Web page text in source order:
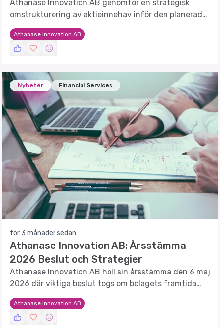
Athanase Innovation AB genomför en strategisk
omstrukturering av aktieinnehav inför den planerade
utdelningen av Ivisys-aktier.
Athanase Innovation AB
Nyheter Financial Services
för 3 månader sedan
Athanase Innovation AB: Årsstämma
2026 Beslut och Strategier
Athanase Innovation AB höll sin årsstämma den 6 maj
2026 där viktiga beslut togs om bolagets framtida
strategi.
Athanase Innovation AB